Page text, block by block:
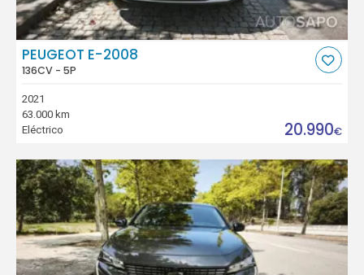
PEUGEOT E-2008
136CV - 5P
2021
63.000 km
Eléctrico
20.990€